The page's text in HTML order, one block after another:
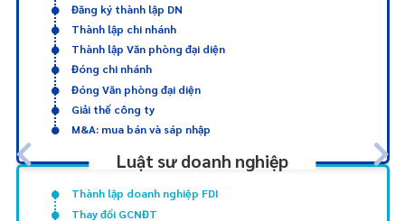
Đăng ký thành lập DN
Thành lập chi nhánh
Thành lập Văn phòng đại diện
Đóng chi nhánh
Đóng Văn phòng đại diện
Giải thể công ty
M&A: mua bán và sáp nhập
Luật sư doanh nghiệp
Thành lập doanh nghiệp FDI
Thay đổi GCNĐT